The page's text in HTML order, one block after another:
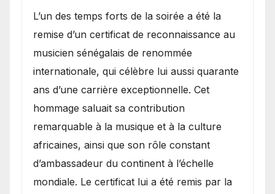
​L’un des temps forts de la soirée a été la
remise d’un certificat de reconnaissance au
musicien sénégalais de renommée
internationale, qui célèbre lui aussi quarante
ans d’une carrière exceptionnelle. Cet
hommage saluait sa contribution
remarquable à la musique et à la culture
africaines, ainsi que son rôle constant
d’ambassadeur du continent à l’échelle
mondiale. Le certificat lui a été remis par la